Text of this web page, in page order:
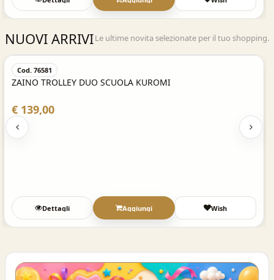
NUOVI ARRIVILe ultime novita selezionate per il tuo shopping.
Acquisto Veloce
Cod. 76581
ZAINO TROLLEY DUO SCUOLA KUROMI
€ 139,00
Dettagli Aggiungi Wish